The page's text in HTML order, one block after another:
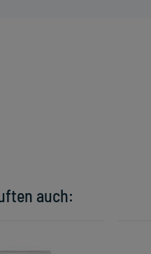
auch: